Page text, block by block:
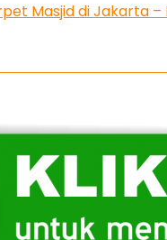
Masjid di Jakarta